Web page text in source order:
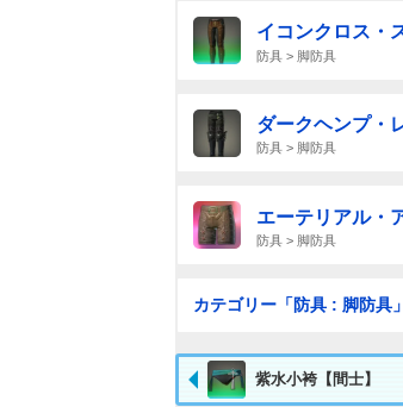
イコンクロス・
防具 > 脚防具
ダークヘンプ・
防具 > 脚防具
エーテリアル・
防具 > 脚防具
カテゴリー「防具 : 脚防具
紫水小袴【間士】